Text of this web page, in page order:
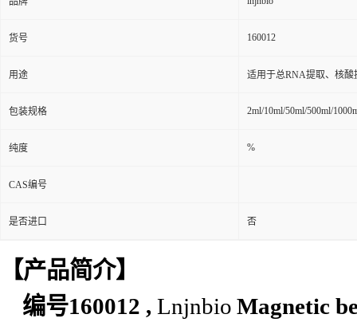
货号 160012
用途 适用于总RNA提取、核
包装规格 2ml/10ml/50ml/500ml/
纯度 %
CAS编号
是否进口 否
【产品简介】
编号160012 , Lnjnbio Magnetic